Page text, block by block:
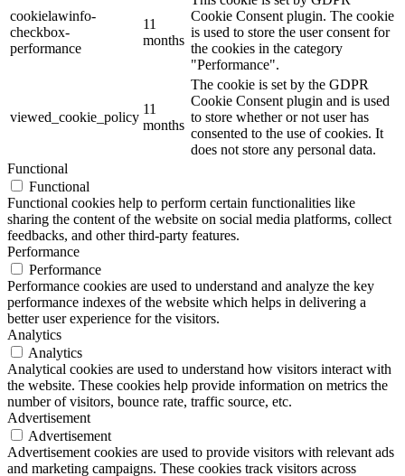
cookielawinfo-
checkbox-
performance
11
months
Cookie Consent plugin. The cookie
is used to store the user consent for
the cookies in the category
"Performance".
viewed_cookie_policy
11
months
The cookie is set by the GDPR
Cookie Consent plugin and is used
to store whether or not user has
consented to the use of cookies. It
does not store any personal data.
Functional
Functional
Functional cookies help to perform certain functionalities like
sharing the content of the website on social media platforms, collect
feedbacks, and other third-party features.
Performance
Performance
Performance cookies are used to understand and analyze the key
performance indexes of the website which helps in delivering a
better user experience for the visitors.
Analytics
Analytics
Analytical cookies are used to understand how visitors interact with
the website. These cookies help provide information on metrics the
number of visitors, bounce rate, traffic source, etc.
Advertisement
Advertisement
Advertisement cookies are used to provide visitors with relevant ads
and marketing campaigns. These cookies track visitors across